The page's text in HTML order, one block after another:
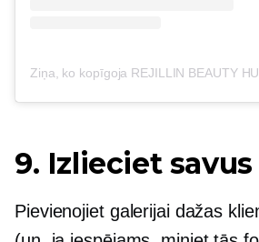
9. Izlieciet
Pievienojiet galerijai dažas